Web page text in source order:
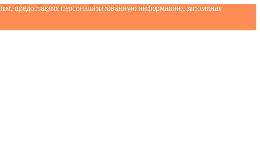
предоставляя персонализированную информацию, запоминая